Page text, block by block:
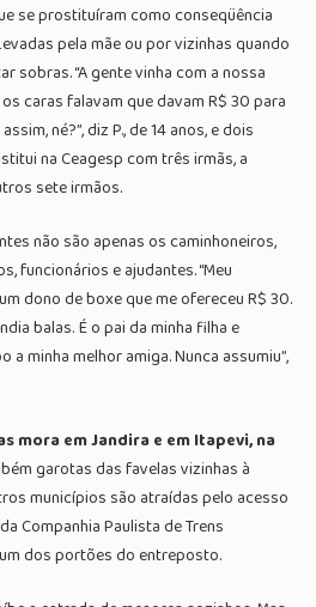
se prostituíram como conseqüência
pela mãe ou por vizinhas quando
sobras. “A gente vinha com a nossa
caras falavam que davam R$ 30 para
né?”, diz P., de 14 anos, e dois
na Ceagesp com três irmãs, a
sete irmãos.
não são apenas os caminhoneiros,
funcionários e ajudantes. “Meu
dono de boxe que me ofereceu R$ 30.
balas. É o pai da minha filha e
minha melhor amiga. Nunca assumiu”,
mora em Jandira e em Itapevi, na
garotas das favelas vizinhas à
municípios são atraídas pelo acesso
Companhia Paulista de Trens
dos portões do entreposto.